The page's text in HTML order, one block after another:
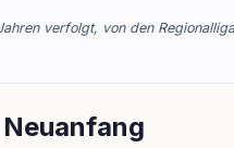
verfolgt, von den